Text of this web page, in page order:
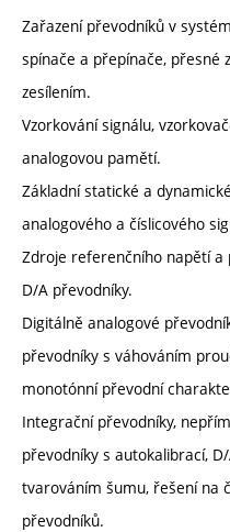
Zařazení převodníků v
spínače a přepínače, přesné
zesílením.
Vzorkování signálu,
analogovou pamětí.
Základní statické a
analogového a číslicového
Zdroje referenčního napětí a
D/A převodníky.
Digitálně analogové
převodníky s váhováním
monotónní převodní
Integrační převodníky,
převodníky s autokalibrací,
tvarováním šumu, řešení na
převodníků.